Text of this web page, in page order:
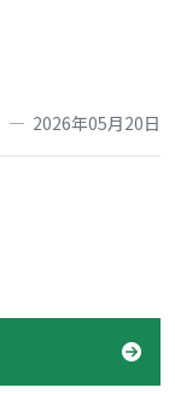
2026年05月20日